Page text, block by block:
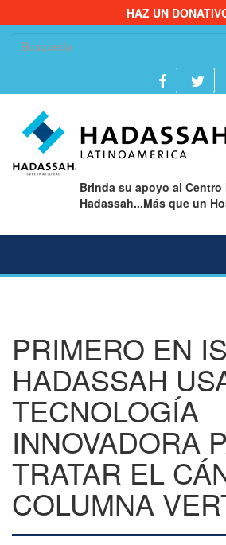
HAZ UN
Brinda su apoyo al Centro
Hadassah...Más que un
PRIMERO EN
HADASSAH
TECNOLOGÍA
INNOVADORA
TRATAR EL
COLUMNA